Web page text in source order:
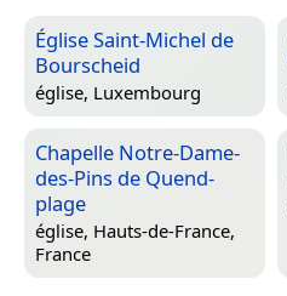
Église Saint-Michel de
Bourscheid
église, Luxembourg
Chapelle Notre-Dame-
des-Pins de Quend-
plage
église, Hauts-de-France,
France